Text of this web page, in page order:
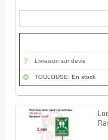
Livraison sur devis
TOULOUSE: En stock